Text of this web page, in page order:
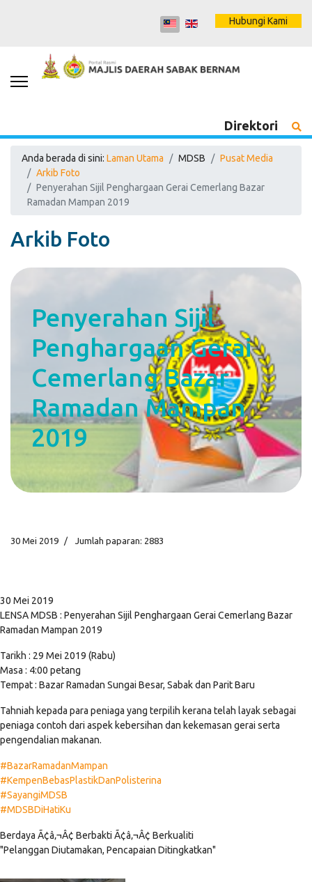
Hubungi Kami
Direktori
Anda berada di sini: Laman Utama MDSB
Pusat Media
Arkib Foto
Penyerahan Sijil Penghargaan Gerai Cemerlang Bazar
Ramadan Mampan 2019
Arkib Foto
Penyerahan Sijil
Penghargaan Gerai
Cemerlang Bazar
Ramadan Mampan
2019
30 Mei 2019 Jumlah paparan: 2883
30 Mei 2019
LENSA MDSB : Penyerahan Sijil Penghargaan Gerai Cemerlang Bazar
Ramadan Mampan 2019
Tarikh : 29 Mei 2019 (Rabu)
Masa : 4:00 petang
Tempat : Bazar Ramadan Sungai Besar, Sabak dan Parit Baru
Tahniah kepada para peniaga yang terpilih kerana telah layak sebagai
peniaga contoh dari aspek kebersihan dan kekemasan gerai serta
pengendalian makanan.
#BazarRamadanMampan
#KempenBebasPlastikDanPolisterina
#SayangiMDSB
#MDSBDiHatiKu
Berdaya Ã¢â‚¬Â¢ Berbakti Ã¢â‚¬Â¢ Berkualiti
"Pelanggan Diutamakan, Pencapaian Ditingkatkan"